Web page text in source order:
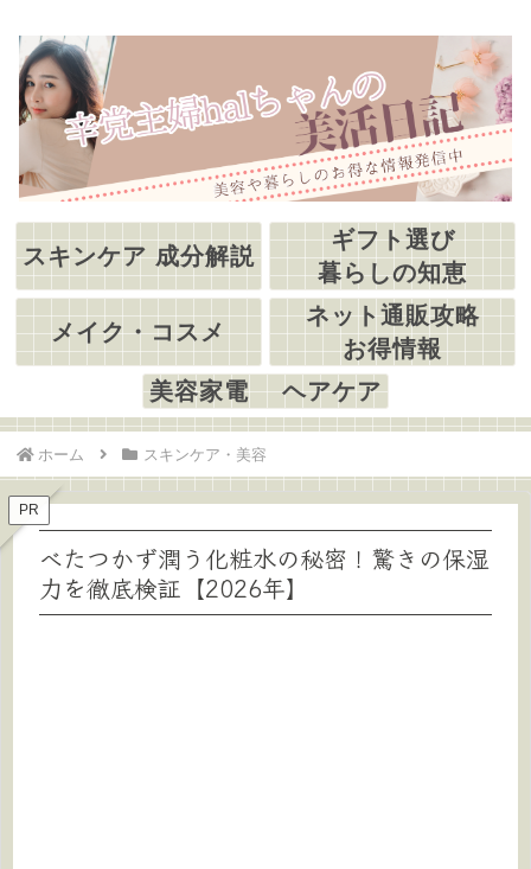
スキンケア 成分解説
ギフト選び
暮らしの知恵
メイク・コスメ
ネット通販攻略
お得情報
美容家電 ヘアケア
ホーム スキンケア・美容
PR
べたつかず潤う化粧水の秘密！驚きの保湿
力を徹底検証【2026年】